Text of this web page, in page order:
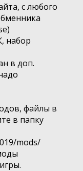
с любого
набор
в доп.
файлы в
в папку
mods/